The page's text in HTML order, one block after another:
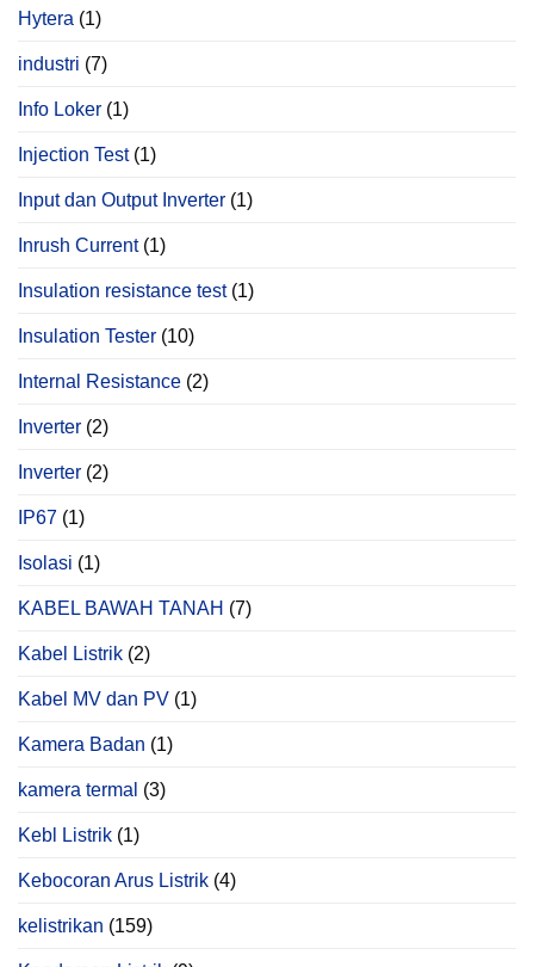
Hytera (1)
industri (7)
Info Loker (1)
Injection Test(1)
Input dan Output Inverter (1)
Inrush Current(1)
Insulation resistance test(1)
Insulation Tester (10)
Internal Resistance (2)
Inverter (2)
Inverter (2)
IP67 (1)
Isolasi (1)
KABEL BAWAH TANAH (7)
Kabel Listrik (2)
Kabel MV dan PV (1)
Kamera Badan (1)
kamera termal (3)
Kebl Listrik (1)
Kebocoran Arus Listrik (4)
kelistrikan (159)